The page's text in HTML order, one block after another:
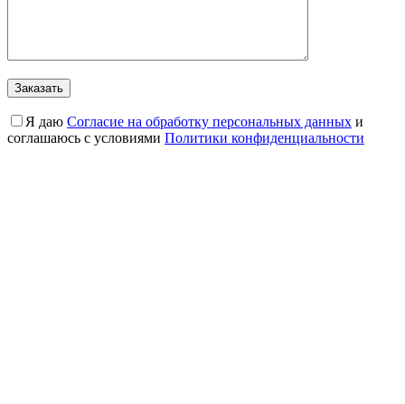
Я даю Cогласие на обработку персональных данных и
соглашаюсь с условиями Политики конфиденциальности